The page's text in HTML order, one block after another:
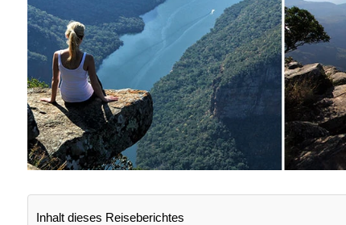
Inhalt dieses Reiseberichtes